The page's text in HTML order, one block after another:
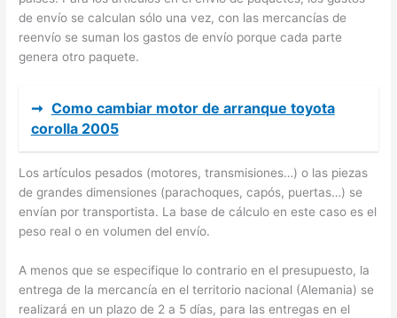
de envío se calculan sólo una vez, con las mercancías de
reenvío se suman los gastos de envío porque cada parte
genera otro paquete.
➞ Como cambiar motor de arranque toyota
corolla 2005
Los artículos pesados (motores, transmisiones…) o las piezas
de grandes dimensiones (parachoques, capós, puertas…) se
envían por transportista. La base de cálculo en este caso es el
peso real o en volumen del envío.
A menos que se especifique lo contrario en el presupuesto, la
entrega de la mercancía en el territorio nacional (Alemania) se
realizará en un plazo de 2 a 5 días, para las entregas en el